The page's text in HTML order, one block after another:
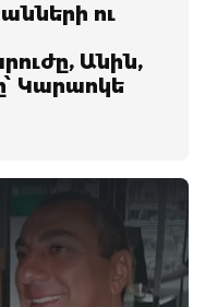
ու
Անին,
Կարաոկե